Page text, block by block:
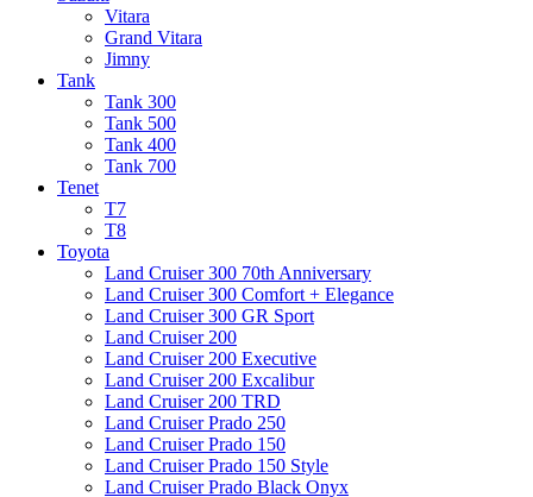
Vitara
Grand Vitara
Jimny
Tank
Tank 300
Tank 500
Tank 400
Tank 700
Tenet
T7
T8
Toyota
Land Cruiser 300 70th Anniversary
Land Cruiser 300 Comfort + Elegance
Land Cruiser 300 GR Sport
Land Cruiser 200
Land Cruiser 200 Executive
Land Cruiser 200 Excalibur
Land Cruiser 200 TRD
Land Cruiser Prado 250
Land Cruiser Prado 150
Land Cruiser Prado 150 Style
Land Cruiser Prado Black Onyx